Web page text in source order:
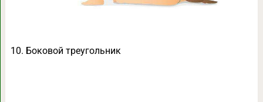
10. Боковой треугольник